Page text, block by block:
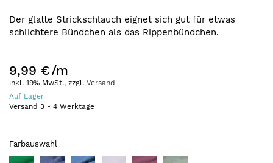
Der glatte Strickschlauch eignet sich gut für etwas
schlichtere Bündchen als das Rippenbündchen.
9,99 €/m
inkl. 19% MwSt., zzgl. Versand
Auf Lager
Versand 3 - 4 Werktage
Farbauswahl